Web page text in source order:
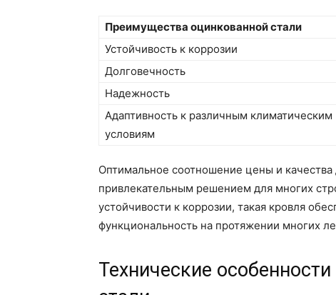
Преимущества оцинкованной стали
Устойчивость к коррозии
Долговечность
Надежность
Адаптивность к различным климатическим
условиям
Оптимальное соотношение цены и
привлекательным решением для многих
устойчивости к коррозии, такая кровля
функциональность на протяжении многих
Технические